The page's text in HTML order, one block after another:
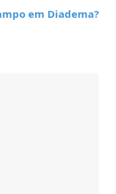
em Diadema?